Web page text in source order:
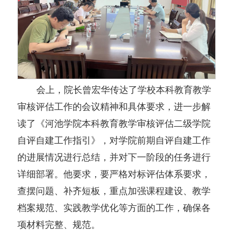
会上，院长曾宏华传达了学校本科教育教学
审核评估工作的会议精神和具体要求，进一步解
读了《河池学院本科教育教学审核评估二级学院
自评自建工作指引》，对学院前期自评自建工作
的进展情况进行总结，并对下一阶段的任务进行
详细部署。他要求，要严格对标评估体系要求，
查摆问题、补齐短板，重点加强课程建设、教学
档案规范、实践教学优化等方面的工作，确保各
项材料完整、规范。